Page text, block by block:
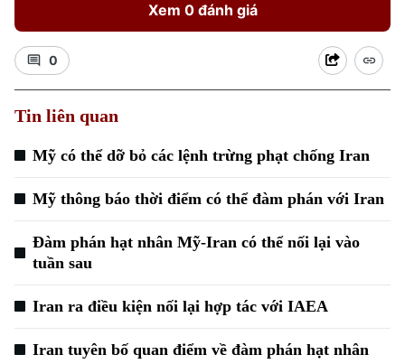
Xem 0 đánh giá
0
Tin liên quan
Mỹ có thể dỡ bỏ các lệnh trừng phạt chống Iran
Mỹ thông báo thời điểm có thể đàm phán với Iran
Đàm phán hạt nhân Mỹ-Iran có thể nối lại vào
tuần sau
Iran ra điều kiện nối lại hợp tác với IAEA
Iran tuyên bố quan điểm về đàm phán hạt nhân